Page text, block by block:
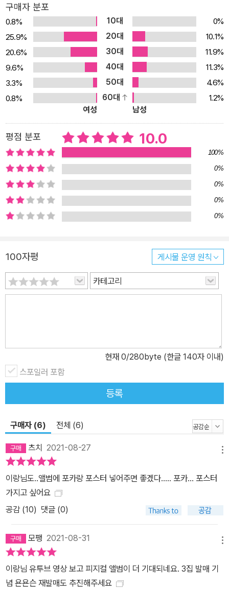
구매자 분포
0.8% 10대
0%
25.9%
20대
10.1%
20.6%
30대
11.9%
9.6%
40대
11.3%
3.3%
50대
4.6%
0.8%
60대
1.2%
여성
남성
평점 분포 10.0
100%
0%
0%
0%
0%
100자평 게시물 운영 원칙
카테고리
현재 0/280byte (한글 140자 이내)
스포일러 포함
등록
구매자 (6) 전체 (6)
츠치 2021-08-27
이랑님도..앨범에 포카랑 포스터 넣어주면 좋겠다..... 포카... 포스터
가지고 싶어요
공감 (10) 댓글 (0)
모팽 2021-08-31
이랑님 유투브 영상 보고 피지컬 앨범이 더 기대되네요. 3집 발매 기
념 욘욘슨 재발매도 추진해주세요